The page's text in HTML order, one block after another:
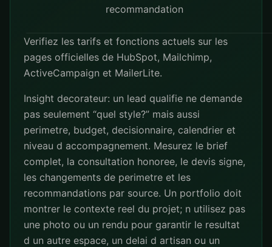
recommandation
Verifiez les tarifs et fonctions actuels sur les
pages officielles de HubSpot, Mailchimp,
ActiveCampaign et MailerLite.
Insight decorateur: un lead qualifie ne demande
pas seulement “quel style?” mais aussi
perimetre, budget, decisionnaire, calendrier et
niveau d accompagnement. Mesurez le brief
complet, la consultation honoree, le devis signe,
les changements de perimetre et les
recommandations par source. Un portfolio doit
montrer le contexte reel du projet; n utilisez pas
une photo ou un rendu pour garantir le resultat
d un autre espace, un delai d artisan ou un